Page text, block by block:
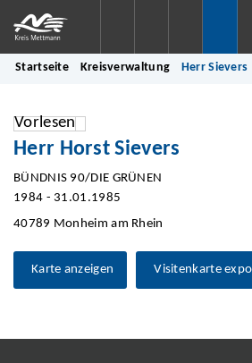
Startseite Kreisverwaltung Herr Sievers
Vorlesen
Herr Horst Sievers
BÜNDNIS 90/DIE GRÜNEN
1984 - 31.01.1985
40789 Monheim am Rhein
Karte anzeigen Visitenkarte